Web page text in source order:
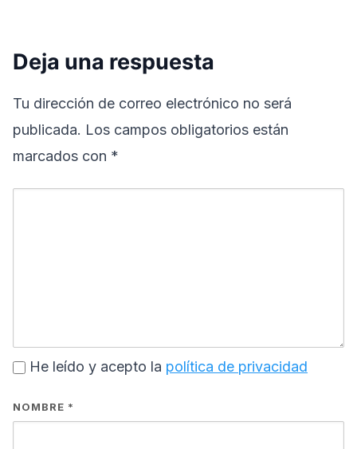
Deja una respuesta
Tu dirección de correo electrónico no será
publicada. Los campos obligatorios están
marcados con *
He leído y acepto la política de privacidad
NOMBRE *